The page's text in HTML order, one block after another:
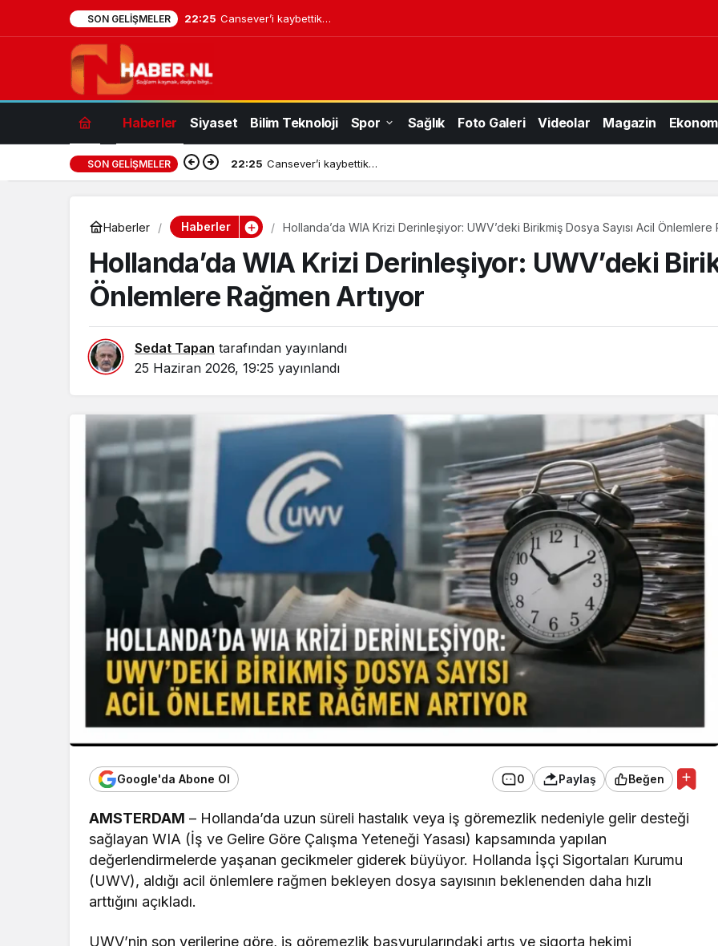
SON GELIŞMELER 22:25 Cansever’i kaybettik…
Haberler Siyaset Bilim Teknoloji Spor Sağlık Foto Galeri Videolar Magazin
SON GELIŞMELER 22:25 Cansever’i kaybettik…
Haberler Haberler Hollanda’da WIA Krizi Derinleşiyor: UWV’deki Birikmiş Dosya Sayısı Acil Önlemlere
Hollanda’da WIA Krizi Derinleşiyor: UWV’deki
Önlemlere Rağmen Artıyor
Sedat Tapan tarafından yayınlandı
25 Haziran 2026, 19:25 yayınlandı
Google'da Abone Ol 0 Paylaş Beğen
AMSTERDAM – Hollanda’da uzun süreli hastalık veya iş göremezlik nedeniyle gelir desteği
sağlayan WIA (İş ve Gelire Göre Çalışma Yeteneği Yasası) kapsamında yapılan
değerlendirmelerde yaşanan gecikmeler giderek büyüyor. Hollanda İşçi Sigortaları Kurumu
(UWV), aldığı acil önlemlere rağmen bekleyen dosya sayısının beklenenden daha hızlı
arttığını açıkladı.
UWV’nin son verilerine göre, iş göremezlik başvurularındaki artış ve sigorta hekimi